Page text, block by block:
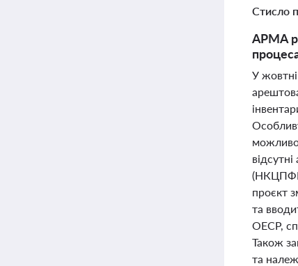
Стисло
АРМА
У
(НКЦПФР)
проєкт
та
ОЕСР,
Також
та